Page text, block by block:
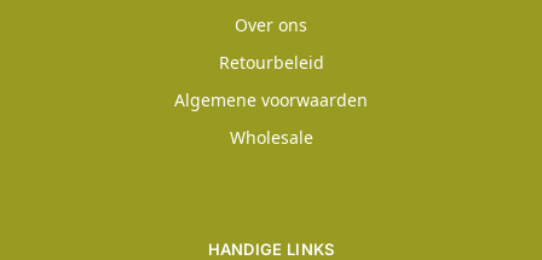
Over ons
Retourbeleid
Algemene voorwaarden
Wholesale
HANDIGE LINKS